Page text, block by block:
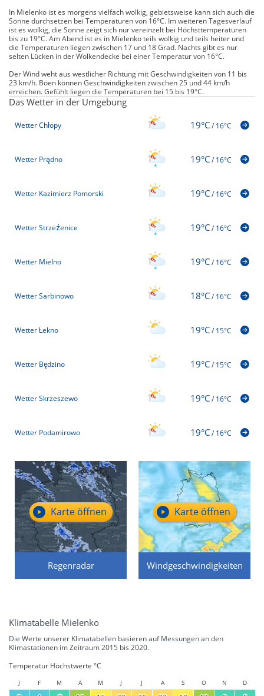
In Mielenko ist es morgens vielfach wolkig, gebietsweise kann sich auch die
Sonne durchsetzen bei Temperaturen von 16°C. Im weiteren Tagesverlauf
ist es wolkig, die Sonne zeigt sich nur vereinzelt bei Höchsttemperaturen
bis zu 19°C. Am Abend ist es in Mielenko teils wolkig und teils heiter und
die Temperaturen liegen zwischen 17 und 18 Grad. Nachts gibt es nur
selten Lücken in der Wolkendecke bei einer Temperatur von 16°C.
Der Wind weht aus westlicher Richtung mit Geschwindigkeiten von 11 bis
23 km/h. Böen können Geschwindigkeiten zwischen 25 und 44 km/h
erreichen. Gefühlt liegen die Temperaturen bei 15 bis 19°C.
Das Wetter in der Umgebung
Wetter Chłopy 19°C/16°C
Wetter Prądno 19°C/16°C
Wetter Kazimierz Pomorski 19°C/16°C
Wetter Strzeźenice 19°C/16°C
Wetter Mielno 19°C/16°C
Wetter Sarbinowo 18°C/16°C
Wetter Łekno 19°C/15°C
Wetter Będzino 19°C/15°C
Wetter Skrzeszewo 19°C/16°C
Wetter Podamirowo 19°C/16°C
Regenradar
Karte öffnen
Windgeschwindigkeiten
Karte öffnen
Klimatabelle Mielenko
Die Werte unserer Klimatabellen basieren auf Messungen an den
Klimastationen im Zeitraum 2015 bis 2020.
Temperatur Höchstwerte °C
J F M A M J J A S O N D